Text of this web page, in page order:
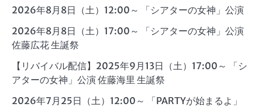
2026年8月8日（土）12:00～ 「シアターの女神」公演
2026年8月8日（土）17:00～ 「シアターの女神」公演
佐藤広花 生誕祭
【リバイバル配信】2025年9月13日（土）17:00～ 「シ
アターの女神」公演 佐藤海里 生誕祭
2026年7月25日（土）12:00～ 「PARTYが始まるよ」